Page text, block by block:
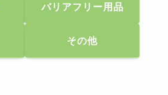
バリアフリー用品
その他